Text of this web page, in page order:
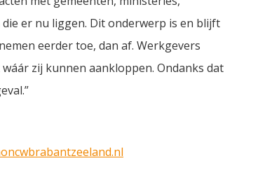
er nu liggen. Dit onderwerp is en blijft
eerder toe, dan af. Werkgevers
zij kunnen aankloppen. Ondanks dat